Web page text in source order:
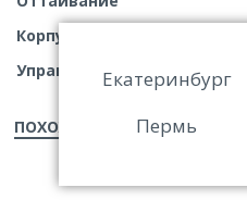
Корпус
Управление
ПОХОЖИЕ ТОВАРЫ
Екатеринбург
Пермь